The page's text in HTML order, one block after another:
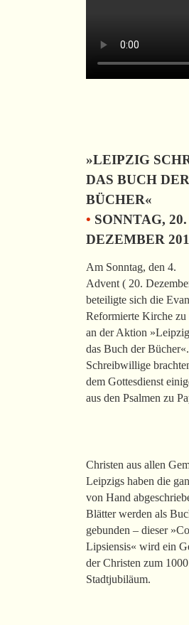
»LEIPZIG
DAS BUCH DER
BÜCHER«
• SONNTAG, 20.
DEZEMBER
Am Sonntag, den 4.
Advent ( 20.
beteiligte sich die
Reformierte Kirche
an der Aktion
das Buch der Bücher«.
Schreibwillige
dem Gottesdienst
aus den Psalmen zu
Christen aus allen
Leipzigs haben die
von Hand
Blätter werden als
gebunden – dieser
Lipsiensis« wird ein
der Christen zum
Stadtjubiläum.